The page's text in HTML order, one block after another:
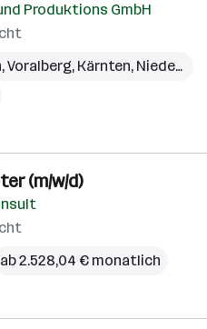
Produktions GmbH
,Voralberg, Kärnten, Niederösterreich
(m/w/d)
ab 2.528,04 € monatlich